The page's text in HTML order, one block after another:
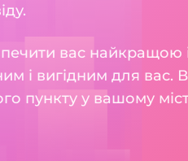
вас найкращою
і вигідним для
пункту у вашому